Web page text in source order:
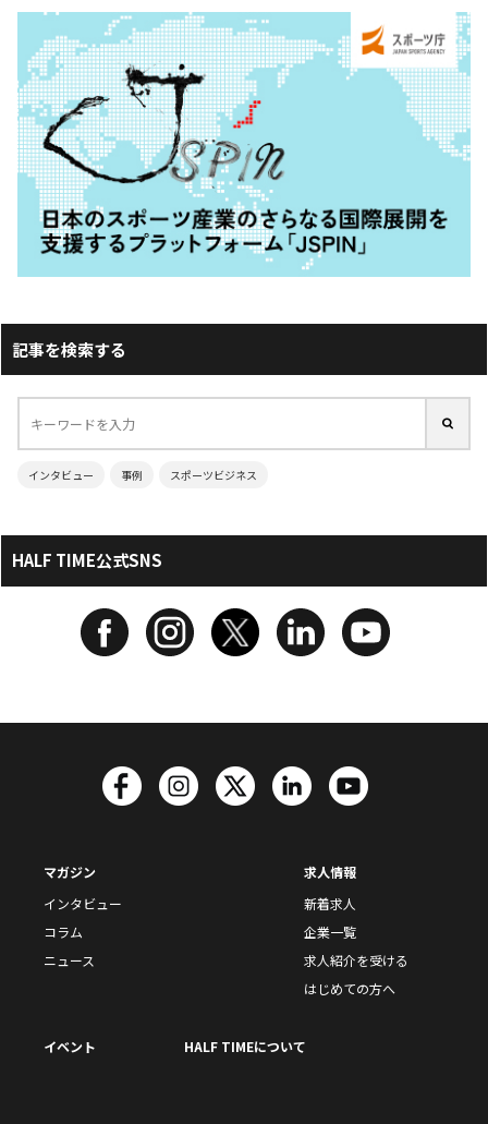
記事を検索する
インタビュー 事例 スポーツビジネス
HALF TIME公式SNS
マガジン
インタビュー
コラム
ニュース
求人情報
新着求人
企業一覧
求人紹介を受ける
はじめての方へ
イベント HALF TIMEについて